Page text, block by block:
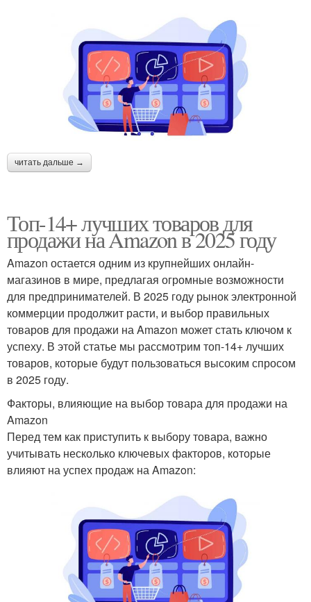
Новогодние товары
Товары через
маркетплейс
Товары на новый год Прибыльный товар
читать дальше →
Топ-14+ лучших товаров для
продажи на Amazon в 2025 году
Amazon остается одним из крупнейших онлайн-
магазинов в мире, предлагая огромные возможности
для предпринимателей. В 2025 году рынок электронной
коммерции продолжит расти, и выбор правильных
товаров для продажи на Amazon может стать ключом к
успеху. В этой статье мы рассмотрим топ-14+ лучших
товаров, которые будут пользоваться высоким спросом
в 2025 году.
Факторы, влияющие на выбор товара для продажи на
Amazon
Перед тем как приступить к выбору товара, важно
учитывать несколько ключевых факторов, которые
влияют на успех продаж на Amazon: